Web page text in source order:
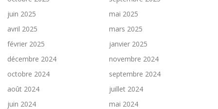
juin 2025
mai 2025
avril 2025
mars 2025
février 2025
janvier 2025
décembre 2024
novembre 2024
octobre 2024
septembre 2024
août 2024
juillet 2024
juin 2024
mai 2024